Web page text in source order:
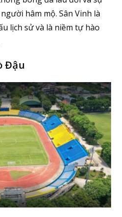
hâm mộ. Sân Vinh là
lịch sử và là niềm tự hào
Đậu